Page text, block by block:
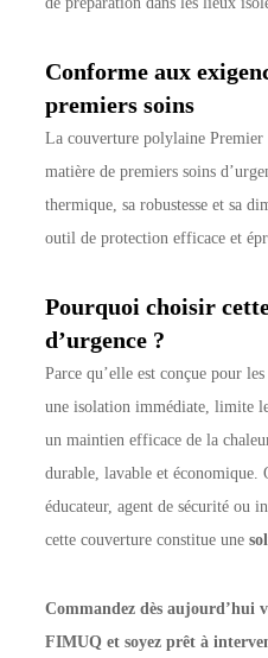
Conforme aux
premiers soins
La couverture polylaine Premier
matière de premiers soins
thermique, sa robustesse et sa
outil de protection efficace et
Pourquoi choisir
d’urgence ?
Parce qu’elle est conçue pour
une isolation immédiate, limite
un maintien efficace de la
durable, lavable et économique.
éducateur, agent de sécurité ou
cette couverture constitue une
Commandez dès aujourd’hui
FIMUQ et soyez prêt à